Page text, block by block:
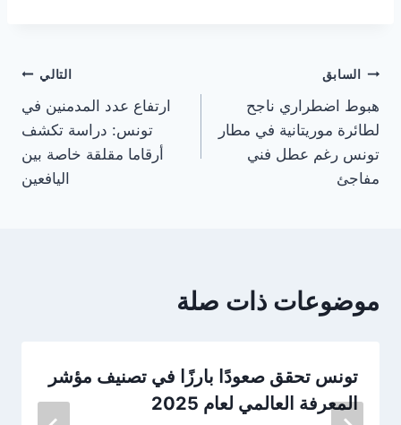
تصفّح
المقالات
السابق
هبوط اضطراري ناجح
لطائرة موريتانية في مطار
تونس رغم عطل فني
مفاجئ
التالي
ارتفاع عدد المدمنين في
تونس: دراسة تكشف
أرقاما مقلقة خاصة بين
اليافعين
موضوعات ذات صلة
تونس تحقق صعودًا بارزًا في تصنيف مؤشر
المعرفة العالمي لعام 2025